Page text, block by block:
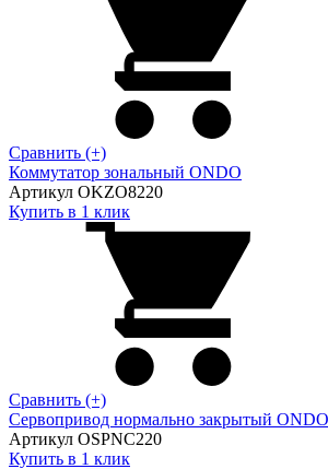
Сравнить (+)
Коммутатор зональный ONDO
Артикул OKZO8220
Купить в 1 клик
Сравнить (+)
Сервопривод нормально закрытый ONDO
Артикул OSPNC220
Купить в 1 клик